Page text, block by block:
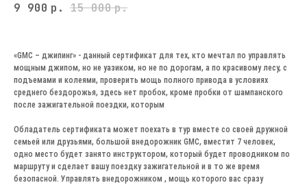
9 900 р. 15 000р.
«GMC – джипинг» - данный сертификат для тех, кто мечтал по управлять
мощным джипом, но не уазиком, но не по дорогам, а по красивому лесу, с
подъемами и колеями, проверить мощь полного привода в условиях
среднего бездорожья, здесь нет пробок, кроме пробки от шампанского
после зажигательной поездки, которым
Обладатель сертификата может поехать в тур вместе со своей дружной
семьей или друзьями, большой внедорожник GMC, вместит 7 человек,
одно место будет занято инструктором, который будет проводником по
маршруту и сделает вашу поездку зажигательной и в то же время
безопасной. Управлять внедорожником , мощь которого вас сразу